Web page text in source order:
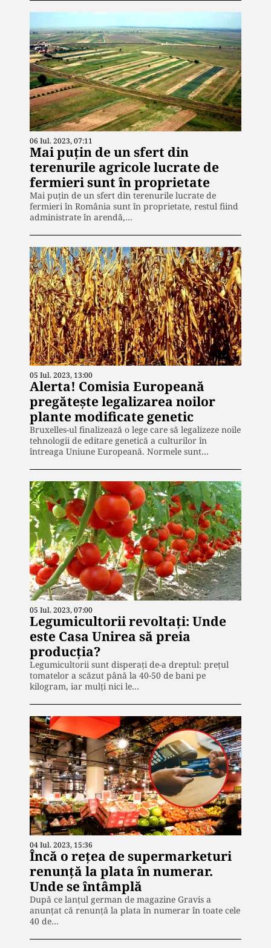
06 Iul. 2023, 07:11
Mai puțin de un sfert din
terenurile agricole lucrate de
fermieri sunt în proprietate
Mai puțin de un sfert din terenurile lucrate de
fermieri în România sunt în proprietate, restul fiind
administrate în arendă,…
05 Iul. 2023, 13:00
Alerta! Comisia Europeană
pregătește legalizarea noilor
plante modificate genetic
Bruxelles-ul finalizează o lege care să legalizeze noile
tehnologii de editare genetică a culturilor în
întreaga Uniune Europeană. Normele sunt…
05 Iul. 2023, 07:00
Legumicultorii revoltați: Unde
este Casa Unirea să preia
producția?
Legumicultorii sunt disperați de-a dreptul: prețul
tomatelor a scăzut până la 40-50 de bani pe
kilogram, iar mulți nici le…
04 Iul. 2023, 15:36
Încă o rețea de supermarketuri
renunță la plata în numerar.
Unde se întâmplă
După ce lanțul german de magazine Gravis a
anunțat că renunță la plata în numerar în toate cele
40 de…